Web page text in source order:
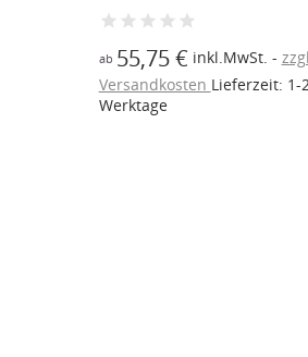
ab 55,75 € inkl.MwSt.
Versandkosten Lieferzeit: 1-
Werktage